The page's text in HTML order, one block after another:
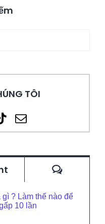
TÔI
? Làm thế nào để
10 lần